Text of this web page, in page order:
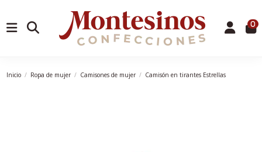
0
Inicio Ropa de mujer Camisones de mujer Camisón en tirantes Estrellas